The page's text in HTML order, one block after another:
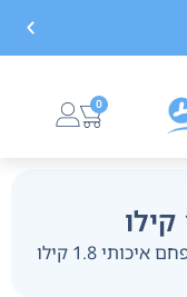
0
איכותי 1.8 קילו